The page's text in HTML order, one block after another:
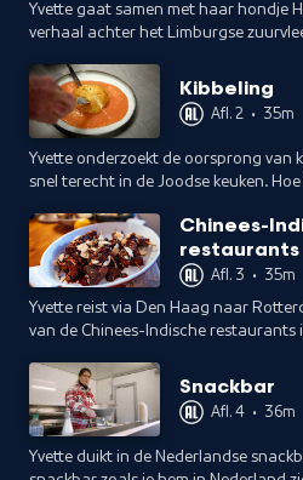
Yvette gaat samen met haar hondje
verhaal achter het Limburgse
paarden hiermee te maken?Kibbeling
Afl. 2 • 35m
Yvette onderzoekt de oorsprong van
snel terecht in de Joodse keuken.
Chinees-
restaurants
Afl. 3 • 35m
Yvette reist via Den Haag naar
van de Chinees-Indische restaurants
Indische restaurant en waarom?
Snackbar
Afl. 4 • 36m
Yvette duikt in de Nederlandse